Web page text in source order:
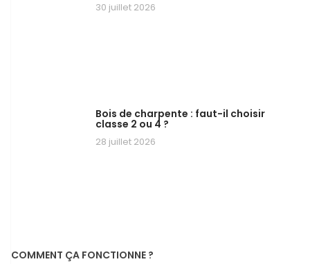
30 juillet 2026
Bois de charpente : faut-il choisir
classe 2 ou 4 ?
28 juillet 2026
COMMENT ÇA FONCTIONNE ?